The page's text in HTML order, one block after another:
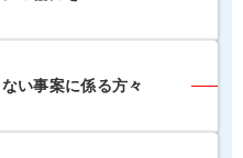
い事案に係る方々